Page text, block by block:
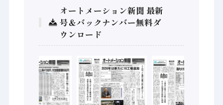
オートメーション新聞 最新
号＆バックナンバー無料ダ
ウンロード